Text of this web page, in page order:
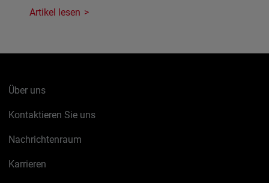
Artikel lesen
Über uns
Kontaktieren Sie uns
Nachrichtenraum
Karrieren